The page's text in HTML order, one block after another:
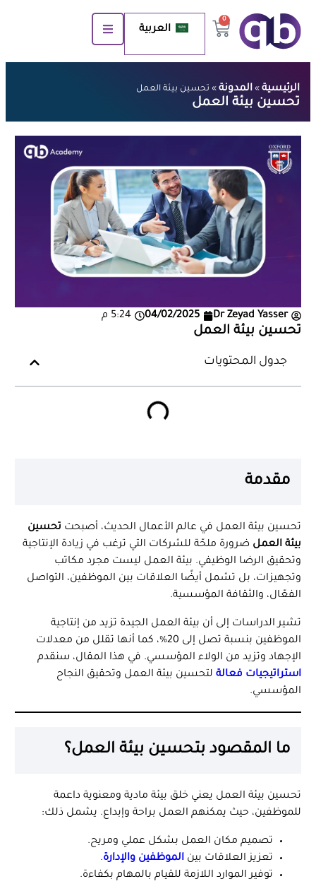
0
العربية
الرئيسية » المدونة » تحسين بيئة العمل
تحسين بيئة العمل
Dr Zeyad Yasser
04/02/2025 5:24 م
تحسين بيئة العمل
جدول المحتويات
مقدمة
تحسين بيئة العمل في عالم الأعمال الحديث، أصبحت تحسين
بيئة العمل ضرورة ملحّة للشركات التي ترغب في زيادة الإنتاجية
وتحقيق الرضا الوظيفي. بيئة العمل ليست مجرد مكاتب
وتجهيزات، بل تشمل أيضًا العلاقات بين الموظفين، التواصل
الفعّال، والثقافة المؤسسية.
تشير الدراسات إلى أن بيئة العمل الجيدة تزيد من إنتاجية
الموظفين بنسبة تصل إلى 20%، كما أنها تقلل من معدلات
الإجهاد وتزيد من الولاء المؤسسي. في هذا المقال، سنقدم
استراتيجيات فعالة لتحسين بيئة العمل وتحقيق النجاح
المؤسسي.
ما المقصود بتحسين بيئة العمل؟
تحسين بيئة العمل يعني خلق بيئة مادية ومعنوية داعمة
للموظفين، حيث يمكنهم العمل براحة وإبداع. يشمل ذلك:
تصميم مكان العمل بشكل عملي ومريح.
تعزيز العلاقات بين الموظفين والإدارة.
توفير الموارد اللازمة للقيام بالمهام بكفاءة.